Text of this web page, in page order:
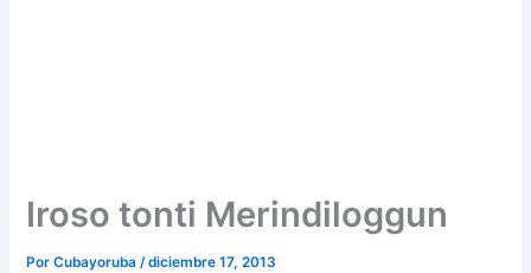
Iroso tonti Merindiloggun
PorCubayoruba/diciembre 17, 2013